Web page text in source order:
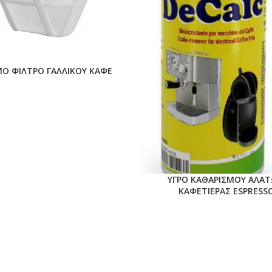
ΦΙΛΤΡΟ ΓΑΛΛΙΚΟΥ ΚΑΦΕ
ΥΓΡΟ ΚΑΘΑΡΙΣΜΟΥ
ΚΑΦΕΤΙΕΡΑΣ